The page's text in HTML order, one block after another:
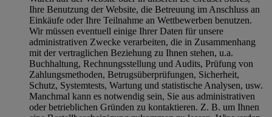
Ihre Benutzung der Website, die Betreuung im Anschluss an
Einkäufe oder Ihre Teilnahme an Wettbewerben benutzen.
Wir müssen eventuell einige Ihrer Daten für unsere
administrativen Zwecke verarbeiten, die in Zusammenhang
mit der vertraglichen Beziehung zu Ihnen stehen, u.a.
Buchhaltung, Rechnungsstellung und Audits, Prüfung von
Zahlungsmethoden, Betrugsüberprüfungen, Sicherheit,
Schutz, Systemtests, Wartung und statistische Analysen, usw.
Manchmal kann es notwendig sein, Sie aus administrativen
oder betrieblichen Gründen zu kontaktieren. Z. B. um Ihnen